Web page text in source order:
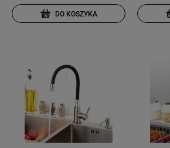
DO KOSZYKA